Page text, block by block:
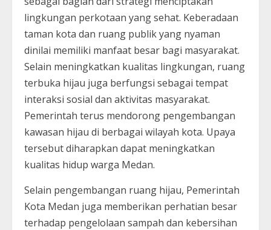
lingkungan perkotaan yang sehat. Keberadaan
taman kota dan ruang publik yang nyaman
dinilai memiliki manfaat besar bagi masyarakat.
Selain meningkatkan kualitas lingkungan, ruang
terbuka hijau juga berfungsi sebagai tempat
interaksi sosial dan aktivitas masyarakat.
Pemerintah terus mendorong pengembangan
kawasan hijau di berbagai wilayah kota. Upaya
tersebut diharapkan dapat meningkatkan
kualitas hidup warga Medan.
Selain pengembangan ruang hijau, Pemerintah
Kota Medan juga memberikan perhatian besar
terhadap pengelolaan sampah dan kebersihan